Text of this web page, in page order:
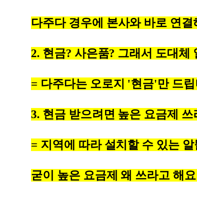
다주다 경우에 본사와 바로 연
2. 현금? 사은품? 그래서 도대체
= 다주다는 오로지 '현금'만 드
3. 현금 받으려면 높은 요금제 쓰
= 지역에 따라 설치할 수 있는
굳이 높은 요금제 왜 쓰라고 해